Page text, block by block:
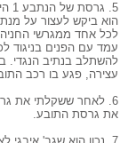
5.
הוא ביקש לעצור על
לכל אחד ממגרשי
עמד עם הפנים בניגוד
להשתלב בנתיב הנגדי.
עצירה, פגע בו רכב
6. לאחר ששקלתי את
את גרסת התובע.